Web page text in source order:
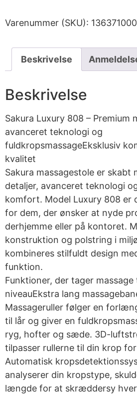
Varenummer (SKU):
Beskrivelse
Beskrivelse
Sakura Luxury 808 – Premium
avanceret teknologi og
fuldkropsmassageEksklusiv
kvalitet
Sakura massagestole er skabt
detaljer, avanceret teknologi
komfort. Model Luxury 808 er
for dem, der ønsker at nyde
derhjemme eller på kontoret.
konstruktion og polstring i
kombineres stilfuldt design
funktion.
Funktioner, der tager
niveauEkstra lang
Massageruller følger en
til lår og giver en
ryg, hofter og sæde. 3D-
tilpasser rullerne til din krop
Automatisk
analyserer din kropstype,
længde for at skræddersy hver